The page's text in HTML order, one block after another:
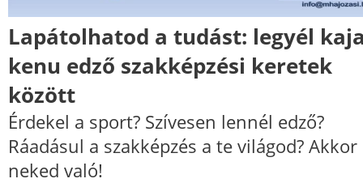
Lapátolhatod a tudást: legyél
kenu edző szakképzési keretek
között
Érdekel a sport? Szívesen lennél edző?
Ráadásul a szakképzés a te világod? Akkor
neked való!